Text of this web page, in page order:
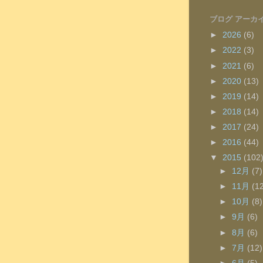
ブログ アーカ
► 2026 (6)
► 2022 (3)
► 2021 (6)
► 2020 (13)
► 2019 (14)
► 2018 (14)
► 2017 (24)
► 2016 (44)
▼ 2015 (102)
► 12月 (7)
► 11月
► 10月 (8)
►9月 (6)
►8月 (6)
►7月 (12)